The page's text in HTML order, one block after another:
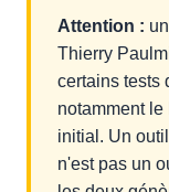
Attention :
Thierry
certains tests
notamment
initial. Un
n'est pas un